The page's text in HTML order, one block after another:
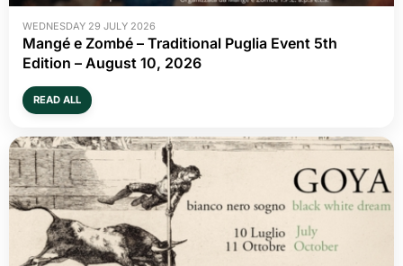
WEDNESDAY 29 JULY 2026
Mangé e Zombé – Traditional Puglia Event 5th
Edition – August 10, 2026
READ ALL